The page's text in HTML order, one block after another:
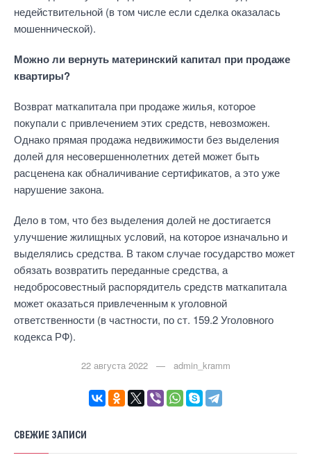
недействительной (в том числе если сделка оказалась
мошеннической).
Можно ли вернуть материнский капитал при продаже
квартиры?
Возврат маткапитала при продаже жилья, которое
покупали с привлечением этих средств, невозможен.
Однако прямая продажа недвижимости без выделения
долей для несовершеннолетних детей может быть
расценена как обналичивание сертификатов, а это уже
нарушение закона.
Дело в том, что без выделения долей не достигается
улучшение жилищных условий, на которое изначально и
выделялись средства. В таком случае государство может
обязать возвратить переданные средства, а
недобросовестный распорядитель средств маткапитала
может оказаться привлеченным к уголовной
ответственности (в частности, по ст. 159.2 Уголовного
кодекса РФ).
22 августа 2022 — admin_kramm
СВЕЖИЕ ЗАПИСИ